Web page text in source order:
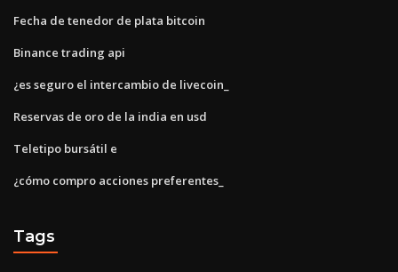
Fecha de tenedor de plata bitcoin
Binance trading api
¿es seguro el intercambio de livecoin_
Reservas de oro de la india en usd
Teletipo bursátil e
¿cómo compro acciones preferentes_
Tags